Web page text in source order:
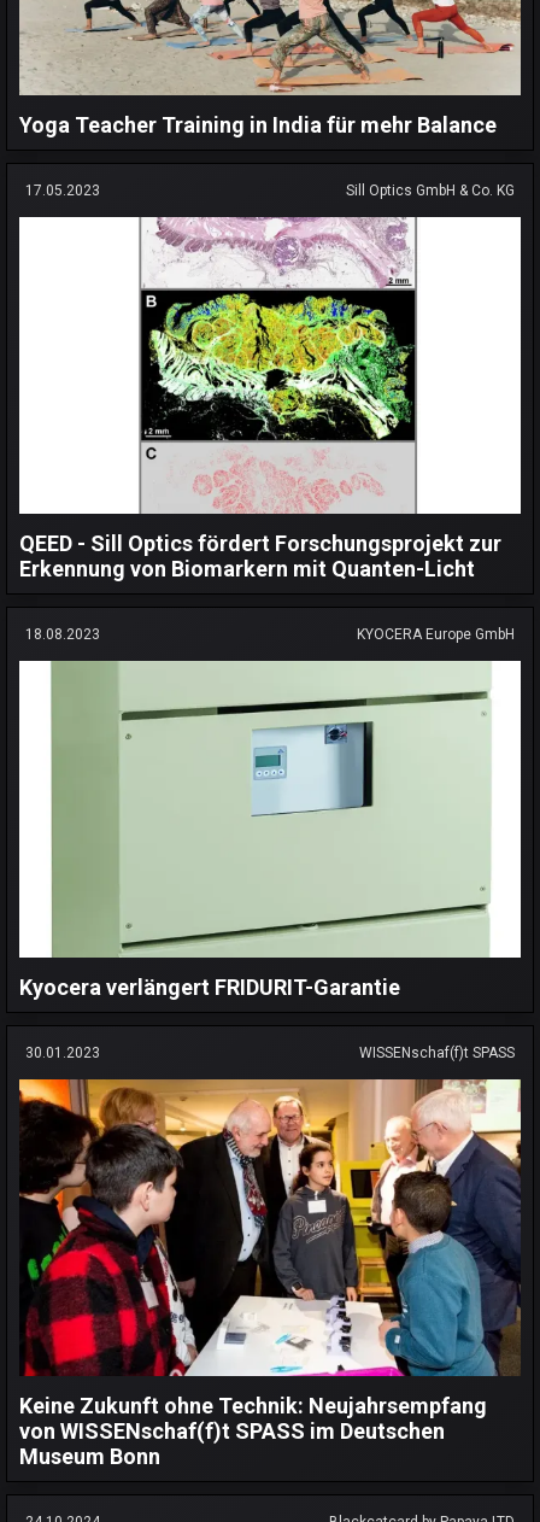
Yoga Teacher Training in India für mehr Balance
17.05.2023 Sill Optics GmbH & Co. KG
QEED - Sill Optics fördert Forschungsprojekt zur
Erkennung von Biomarkern mit Quanten-Licht
18.08.2023 KYOCERA Europe GmbH
Kyocera verlängert FRIDURIT-Garantie
30.01.2023 WISSENschaf(f)t SPASS
Keine Zukunft ohne Technik: Neujahrsempfang
von WISSENschaf(f)t SPASS im Deutschen
Museum Bonn